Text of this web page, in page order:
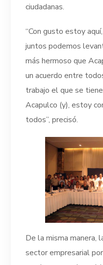
ciudadanas.
“Con gusto estoy
juntos podemos
más hermoso que
un acuerdo entre
trabajo el que se
Acapulco (y), estoy
todos”, precisó.
De la misma manera,
sector empresarial